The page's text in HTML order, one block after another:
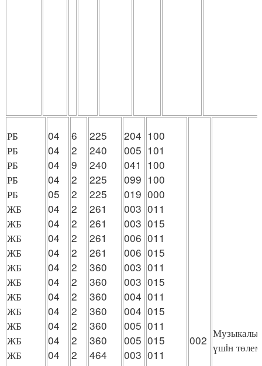
РБ
РБ
РБ
РБ
РБ
ЖБ
ЖБ
ЖБ
ЖБ
ЖБ
ЖБ
ЖБ
ЖБ
ЖБ
ЖБ
ЖБ
04
04
04
04
05
04
04
04
04
04
04
04
04
04
04
04
6
2
9
2
2
2
2
2
2
2
2
2
2
2
2
2
225
240
240
225
225
261
261
261
261
360
360
360
360
360
360
464
204
005
041
099
019
003
003
006
006
003
003
004
004
005
005
003
100
101
100
100
000
011
015
011
015
011
015
011
015
011
015
011
002 үшiн төлем